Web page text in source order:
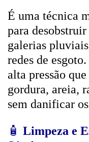
É uma técnica
para
galerias
redes de
alta pressão
gordura, areia,
sem danificar
🧴 Limpeza e